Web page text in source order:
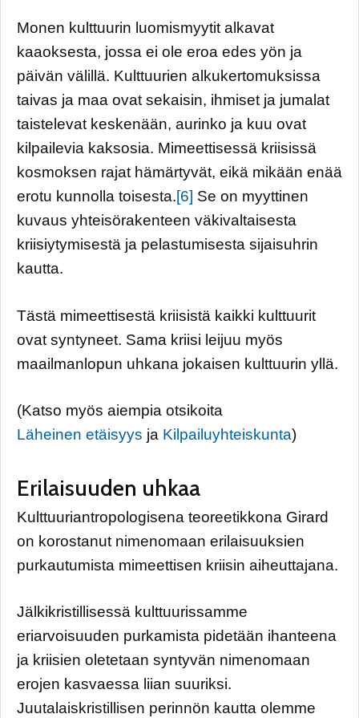
Monen kulttuurin luomismyytit alkavat
kaaoksesta, jossa ei ole eroa edes yön ja
päivän välillä. Kulttuurien alkukertomuksissa
taivas ja maa ovat sekaisin, ihmiset ja jumalat
taistelevat keskenään, aurinko ja kuu ovat
kilpailevia kaksosia. Mimeettisessä kriisissä
kosmoksen rajat hämärtyvät, eikä mikään enää
erotu kunnolla toisesta.[6] Se on myyttinen
kuvaus yhteisörakenteen väkivaltaisesta
kriisiytymisestä ja pelastumisesta sijaisuhrin
kautta.
Tästä mimeettisestä kriisistä kaikki kulttuurit
ovat syntyneet. Sama kriisi leijuu myös
maailmanlopun uhkana jokaisen kulttuurin yllä.
(Katso myös aiempia otsikoita
Läheinen etäisyys ja Kilpailuyhteiskunta)
Erilaisuuden uhkaa
Kulttuuriantropologisena teoreetikkona Girard
on korostanut nimenomaan erilaisuuksien
purkautumista mimeettisen kriisin aiheuttajana.
Jälkikristillisessä kulttuurissamme
eriarvoisuuden purkamista pidetään ihanteena
ja kriisien oletetaan syntyvän nimenomaan
erojen kasvaessa liian suuriksi.
Juutalaiskristillisen perinnön kautta olemme